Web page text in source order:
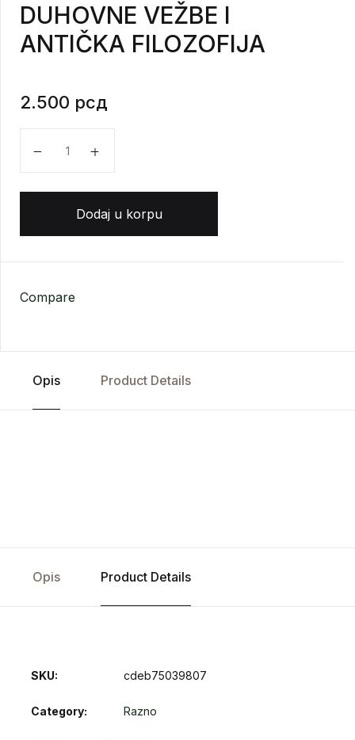
DUHOVNE VEŽBE I
ANTIČKA FILOZOFIJA
2.500 рсд
Dodaj u korpu
Compare
Opis Product Details
Opis Product Details
SKU: cdeb75039807
Category: Razno